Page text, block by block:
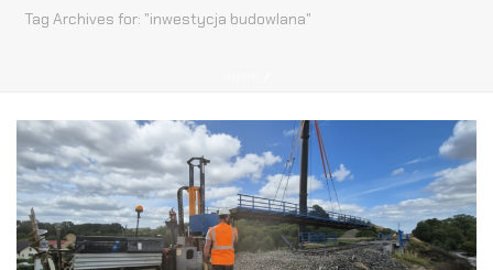
Tag Archives for: "inwestycja budowlana"